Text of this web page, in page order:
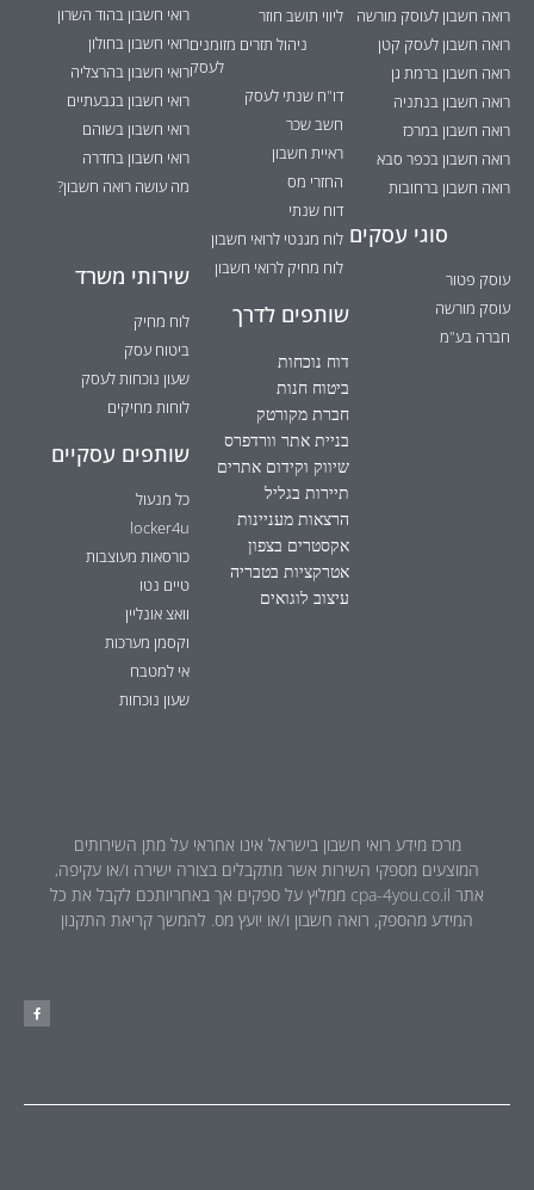
רואה חשבון לעוסק מורשה
רואה חשבון לעסק קטן
רואה חשבון ברמת גן
רואה חשבון בנתניה
רואה חשבון במרכז
רואה חשבון בכפר סבא
רואה חשבון ברחובות
סוגי עסקים
עוסק פטור
עוסק מורשה
חברה בע"מ
ליווי תושב חוזר
ניהול תזרים מזומנים
לעסק
דו"ח שנתי לעסק
חשב שכר
ראיית חשבון
החזרי מס
דוח שנתי
לוח מגנטי לרואי חשבון
לוח מחיק לרואי חשבון
שותפים לדרך
דוח נוכחות
ביטוח חנות
חברת מקורטק
בניית אתר וורדפרס
שיווק וקידום אתרים
תיירות בגליל
הרצאות מעניינות
אקסטרים בצפון
אטרקציות בטבריה
עיצוב לוגואים
רואי חשבון בהוד השרון
רואי חשבון בחולון
רואי חשבון בהרצליה
רואי חשבון בגבעתיים
רואי חשבון בשוהם
רואי חשבון בחדרה
מה עושה רואה חשבון?
שירותי משרד
לוח מחיק
ביטוח עסק
שעון נוכחות לעסק
לוחות מחיקים
שותפים עסקיים
כל מנעול
locker4u
כורסאות מעוצבות
טיים נטו
וואצ אונליין
וקסמן מערכות
אי למטבח
שעון נוכחות
מרכז מידע רואי חשבון בישראל אינו אחראי על מתן השירותים
המוצעים מספקי השירות אשר מתקבלים בצורה ישירה ו/או עקיפה,
אתר cpa-4you.co.il ממליץ על ספקים אך באחריותכם לקבל את כל
המידע מהספק, רואה חשבון ו/או יועץ מס. להמשך קריאת התקנון